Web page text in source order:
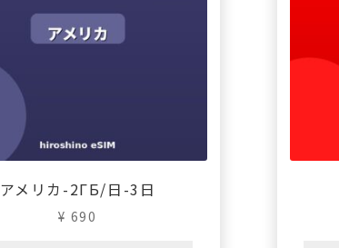
アメリカ-2ГБ/日-3日
¥ 690